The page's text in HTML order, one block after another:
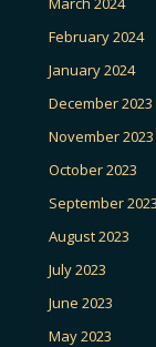
February 2024
January 2024
December 2023
November 2023
October 2023
September 2023
August 2023
July 2023
June 2023
May 2023